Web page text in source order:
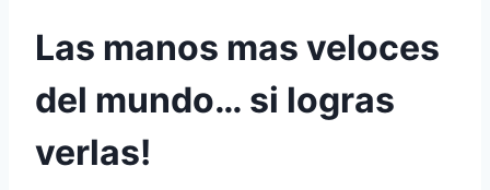
Las manos mas veloces
del mundo… si logras
verlas!